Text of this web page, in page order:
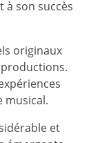
son succès
originaux
musical.
et